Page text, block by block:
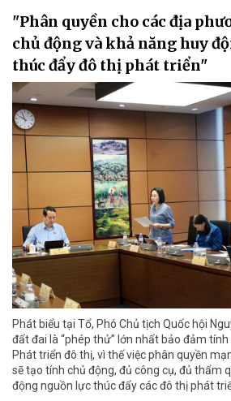
"Phân quyền cho các địa
chủ động và khả năng huy
thúc đẩy đô thị phát triển"
Phát biểu tại Tổ, Phó Chủ tịch Quốc hội
đất đai là “phép thử” lớn nhất bảo đảm
Phát triển đô thị, vì thế việc phân quyền
sẽ tạo tính chủ động, đủ công cụ, đủ thẩm
động nguồn lực thúc đẩy các đô thị phát